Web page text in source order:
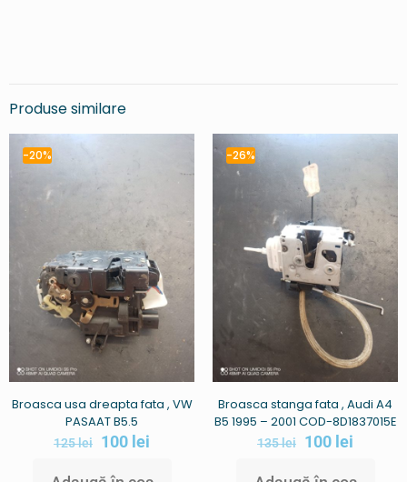
Produse similare
-20%
Broasca usa dreapta fata , VW
PASAAT B5.5
125lei 100 lei
-26%
Broasca stanga fata , Audi A4
B5 1995 – 2001 COD-8D1837015E
135lei 100 lei